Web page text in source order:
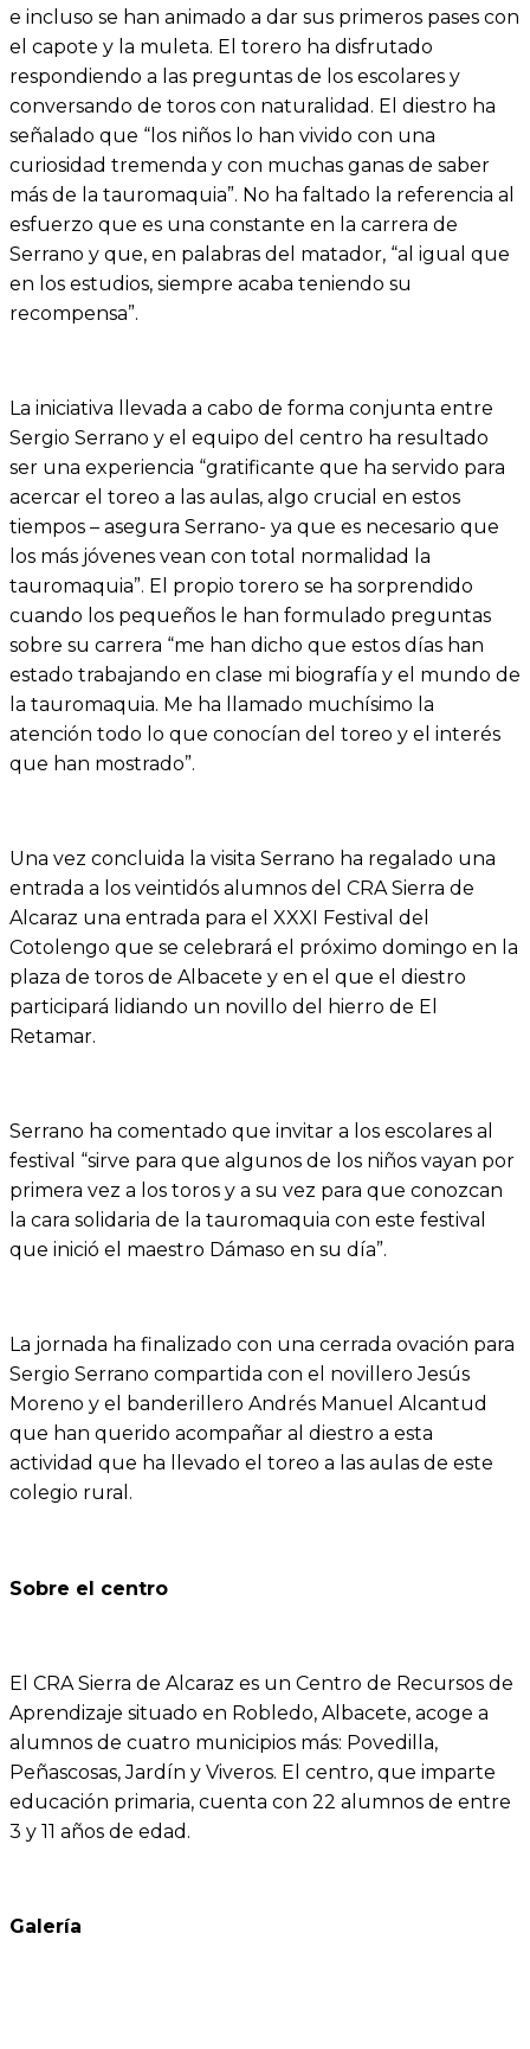
e incluso se han animado a dar sus primeros pases con
el capote y la muleta. El torero ha disfrutado
respondiendo a las preguntas de los escolares y
conversando de toros con naturalidad. El diestro ha
señalado que “los niños lo han vivido con una
curiosidad tremenda y con muchas ganas de saber
más de la tauromaquia”. No ha faltado la referencia al
esfuerzo que es una constante en la carrera de
Serrano y que, en palabras del matador, “al igual que
en los estudios, siempre acaba teniendo su
recompensa”.
La iniciativa llevada a cabo de forma conjunta entre
Sergio Serrano y el equipo del centro ha resultado
ser una experiencia “gratificante que ha servido para
acercar el toreo a las aulas, algo crucial en estos
tiempos – asegura Serrano- ya que es necesario que
los más jóvenes vean con total normalidad la
tauromaquia”. El propio torero se ha sorprendido
cuando los pequeños le han formulado preguntas
sobre su carrera “me han dicho que estos días han
estado trabajando en clase mi biografía y el mundo de
la tauromaquia. Me ha llamado muchísimo la
atención todo lo que conocían del toreo y el interés
que han mostrado”.
Una vez concluida la visita Serrano ha regalado una
entrada a los veintidós alumnos del CRA Sierra de
Alcaraz una entrada para el XXXI Festival del
Cotolengo que se celebrará el próximo domingo en la
plaza de toros de Albacete y en el que el diestro
participará lidiando un novillo del hierro de El
Retamar.
Serrano ha comentado que invitar a los escolares al
festival “sirve para que algunos de los niños vayan por
primera vez a los toros y a su vez para que conozcan
la cara solidaria de la tauromaquia con este festival
que inició el maestro Dámaso en su día”.
La jornada ha finalizado con una cerrada ovación para
Sergio Serrano compartida con el novillero Jesús
Moreno y el banderillero Andrés Manuel Alcantud
que han querido acompañar al diestro a esta
actividad que ha llevado el toreo a las aulas de este
colegio rural.
Sobre el centro
El CRA Sierra de Alcaraz es un Centro de Recursos de
Aprendizaje situado en Robledo, Albacete, acoge a
alumnos de cuatro municipios más: Povedilla,
Peñascosas, Jardín y Viveros. El centro, que imparte
educación primaria, cuenta con 22 alumnos de entre
3 y 11 años de edad.
Galería